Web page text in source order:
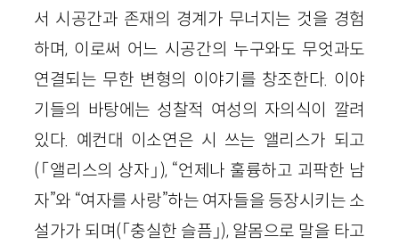
서 시공간과 존재의 경계가 무너지는 것을 경험
하며, 이로써 어느 시공간의 누구와도 무엇과도
연결되는 무한 변형의 이야기를 창조한다. 이야
기들의 바탕에는 성찰적 여성의 자의식이 깔려
있다. 예컨대 이소연은 시 쓰는 앨리스가 되고
(「앨리스의 상자」), “언제나 훌륭하고 괴팍한 남
자”와 “여자를 사랑”하는 여자들을 등장시키는 소
설가가 되며(「충실한 슬픔」), 알몸으로 말을 타고